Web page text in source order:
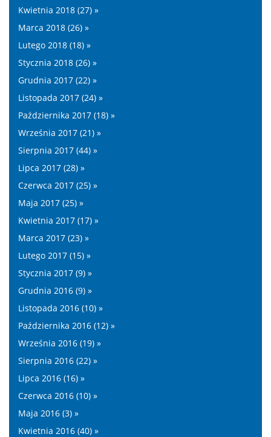
Kwietnia 2018 (27) »
Marca 2018 (26) »
Lutego 2018 (18) »
Stycznia 2018 (26) »
Grudnia 2017 (22) »
Listopada 2017 (24) »
Października 2017 (18) »
Września 2017 (21) »
Sierpnia 2017 (44) »
Lipca 2017 (28) »
Czerwca 2017 (25) »
Maja 2017 (25) »
Kwietnia 2017 (17) »
Marca 2017 (23) »
Lutego 2017 (15) »
Stycznia 2017 (9) »
Grudnia 2016 (9) »
Listopada 2016 (10) »
Października 2016 (12) »
Września 2016 (19) »
Sierpnia 2016 (22) »
Lipca 2016 (16) »
Czerwca 2016 (10) »
Maja 2016 (3) »
Kwietnia 2016 (40) »